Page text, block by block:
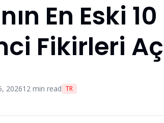
En Eski
Fikirleri
202612 min read TR